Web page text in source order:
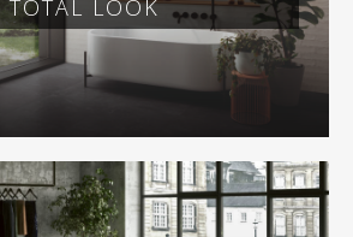
TOTAL LOOK